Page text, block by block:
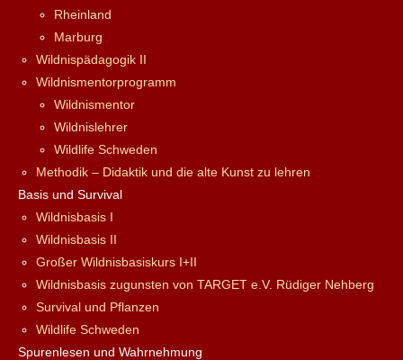
Rheinland
Marburg
Wildnispädagogik II
Wildnismentorprogramm
Wildnismentor
Wildnislehrer
Wildlife Schweden
Methodik – Didaktik und die alte Kunst zu lehren
Basis und Survival
Wildnisbasis I
Wildnisbasis II
Großer Wildnisbasiskurs I+II
Wildnisbasis zugunsten von TARGET e.V. Rüdiger Nehberg
Survival und Pflanzen
Wildlife Schweden
Spurenlesen und Wahrnehmung